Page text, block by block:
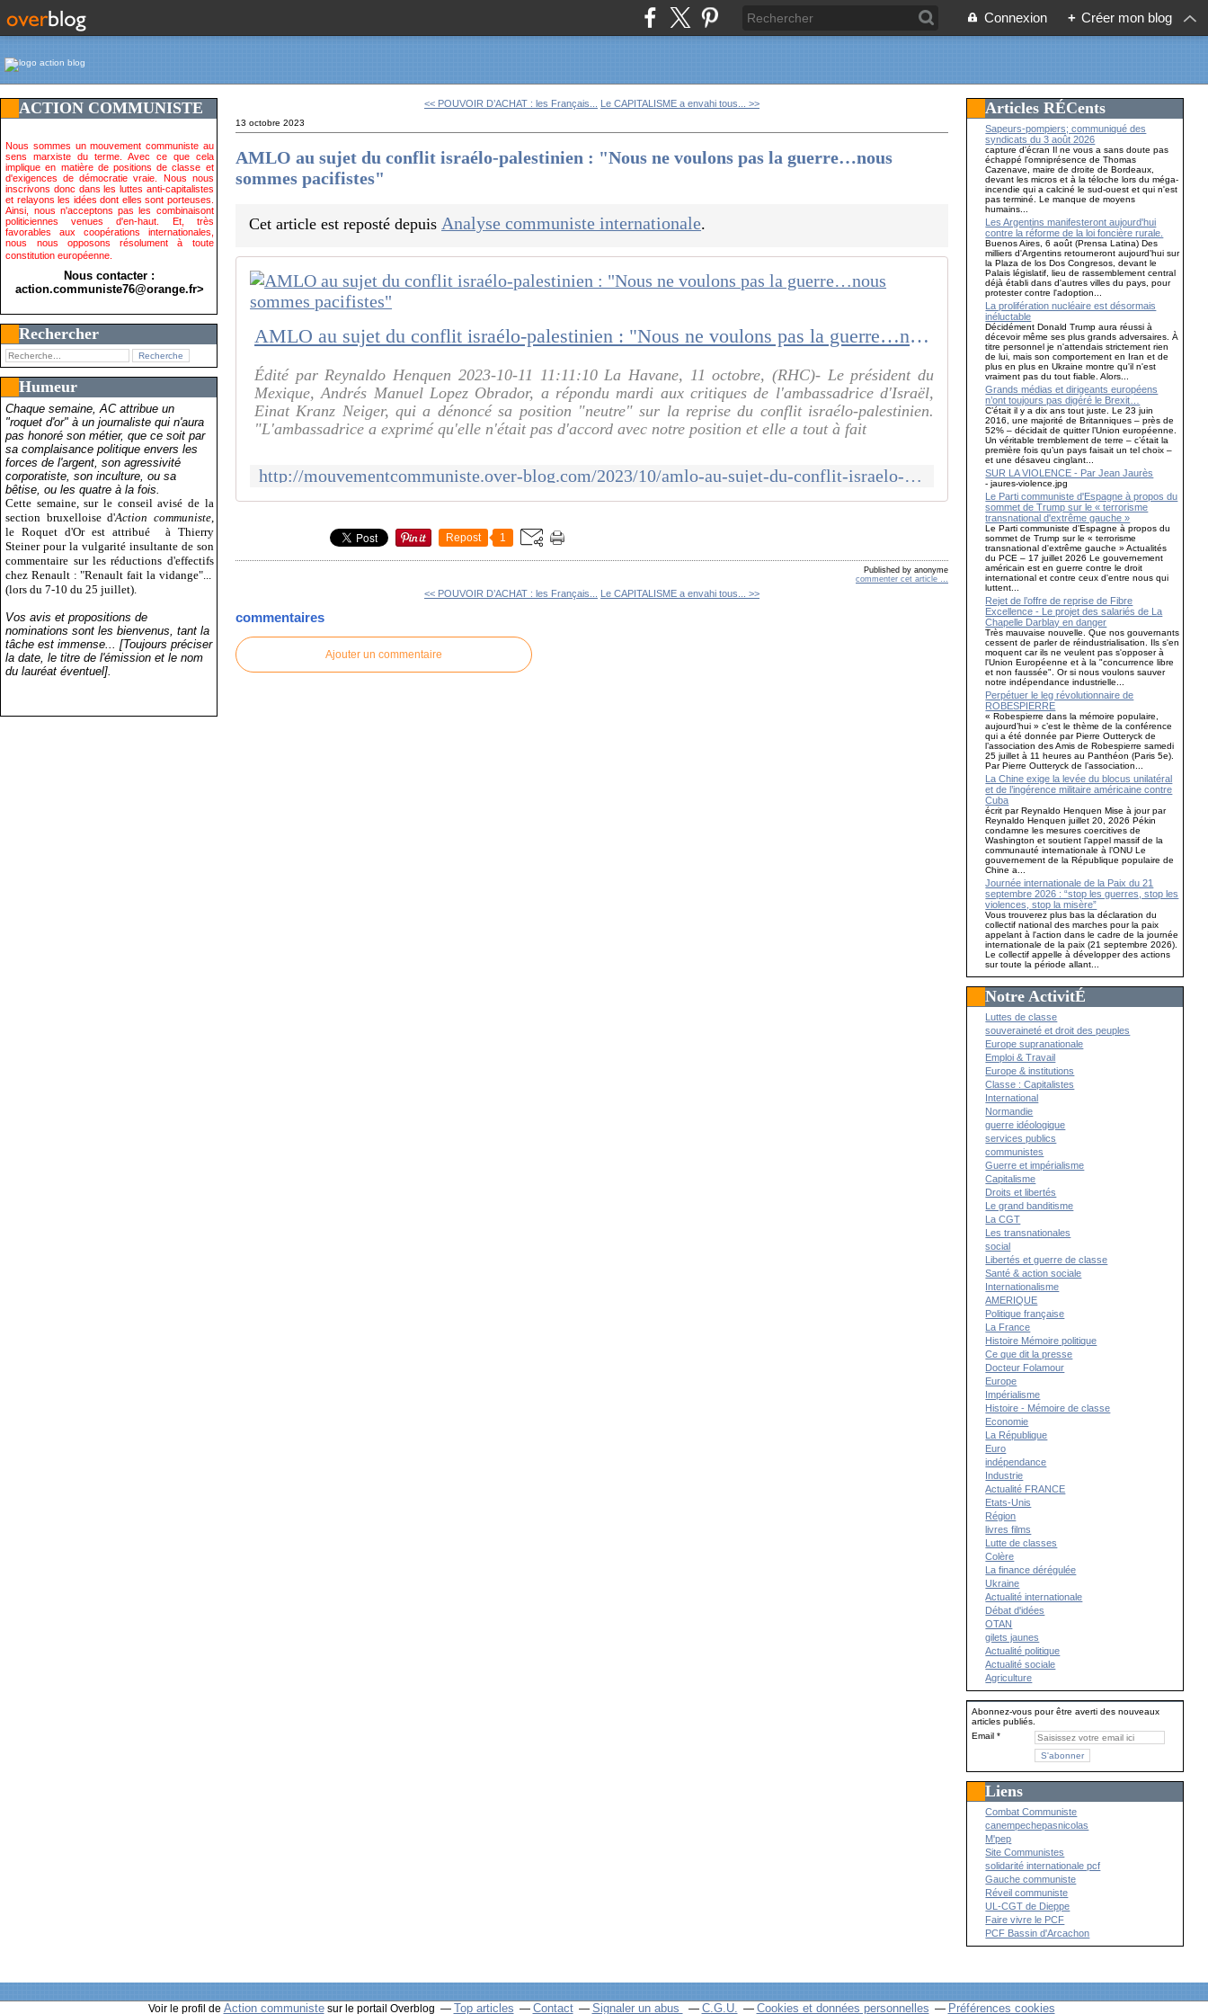
Connexion + Créer mon blog
ACTION COMMUNISTE
Nous sommes un mouvement communiste au
sens marxiste du terme. Avec ce que cela
implique en matière de positions de classe et
d'exigences de démocratie vraie. Nous nous
inscrivons donc dans les luttes anti-capitalistes
et relayons les idées dont elles sont porteuses.
Ainsi, nous n'acceptons pas les combinaisont
politiciennes venues d'en-haut. Et, très
favorables aux coopérations internationales,
nous nous opposons résolument à toute
constitution européenne.
Nous contacter :
action.communiste76@orange.fr>
Rechercher
Humeur
Chaque semaine, AC attribue un
"roquet d'or" à un journaliste qui n'aura
pas honoré son métier, que ce soit par
sa complaisance politique envers les
forces de l'argent, son agressivité
corporatiste, son inculture, ou sa
bêtise, ou les quatre à la fois.
Cette semaine, sur le conseil avisé de la
section bruxelloise d'Action communiste,
le Roquet d'Or est attribué
à Thierry
Steiner pour la vulgarité insultante de son
commentaire sur les réductions d'effectifs
chez Renault : "Renault fait la vidange"...
(lors du 7-10 du 25 juillet).
Vos avis et propositions de
nominations sont les bienvenus, tant la
tâche est immense... [Toujours préciser
la date, le titre de l'émission et le nom
du lauréat éventuel].
<< POUVOIR D’ACHAT : les Français... Le CAPITALISME a envahi tous... >>
13 octobre 2023
AMLO au sujet du conflit israélo-palestinien : "Nous ne voulons pas la guerre…nous
sommes pacifistes"
Cet article est reposté depuisAnalyse communiste internationale.
AMLO au sujet du conflit israélo-palestinien : "Nous ne voulons pas la guerre…nous sommes pacifistes"
Édité par Reynaldo Henquen 2023-10-11 11:11:10 La Havane, 11 octobre, (RHC)- Le président du
Mexique, Andrés Manuel Lopez Obrador, a répondu mardi aux critiques de l'ambassadrice d'Israël,
Einat Kranz Neiger, qui a dénoncé sa position "neutre" sur la reprise du conflit israélo-palestinien.
"L'ambassadrice a exprimé qu'elle n'était pas d'accord avec notre position et elle a tout à fait
http://mouvementcommuniste.over-blog.com/2023/10/amlo-au-sujet-du-conflit-israelo-palestinien-nous-ne-voulons-pas-la-guerre-nous-sommes-pacifistes.html
Repost 1
Published by anonyme
commenter cet article …
<< POUVOIR D’ACHAT : les Français... Le CAPITALISME a envahi tous... >>
commentaires
Ajouter un commentaire
Articles RÉCents
Sapeurs-pompiers; communiqué des
syndicats du 3 août 2026
capture d'écran Il ne vous a sans doute pas
échappé l'omniprésence de Thomas
Cazenave, maire de droite de Bordeaux,
devant les micros et à la téloche lors du méga-
incendie qui a calciné le sud-ouest et qui n'est
pas terminé. Le manque de moyens
humains...
Les Argentins manifesteront aujourd'hui
contre la réforme de la loi foncière rurale.
Buenos Aires, 6 août (Prensa Latina) Des
milliers d'Argentins retourneront aujourd'hui sur
la Plaza de los Dos Congresos, devant le
Palais législatif, lieu de rassemblement central
déjà établi dans d'autres villes du pays, pour
protester contre l'adoption...
La prolifération nucléaire est désormais
inéluctable
Décidément Donald Trump aura réussi à
décevoir même ses plus grands adversaires. À
titre personnel je n'attendais strictement rien
de lui, mais son comportement en Iran et de
plus en plus en Ukraine montre qu'il n'est
vraiment pas du tout fiable. Alors...
Grands médias et dirigeants européens
n’ont toujours pas digéré le Brexit…
C’était il y a dix ans tout juste. Le 23 juin
2016, une majorité de Britanniques – près de
52% – décidait de quitter l’Union européenne.
Un véritable tremblement de terre – c’était la
première fois qu’un pays faisait un tel choix –
et une désaveu cinglant...
SUR LA VIOLENCE - Par Jean Jaurès
- jaures-violence.jpg
Le Parti communiste d'Espagne à propos du
sommet de Trump sur le « terrorisme
transnational d'extrême gauche »
Le Parti communiste d'Espagne à propos du
sommet de Trump sur le « terrorisme
transnational d'extrême gauche » Actualités
du PCE – 17 juillet 2026 Le gouvernement
américain est en guerre contre le droit
international et contre ceux d'entre nous qui
luttent...
Rejet de l’offre de reprise de Fibre
Excellence - Le projet des salariés de La
Chapelle Darblay en danger
Très mauvaise nouvelle. Que nos gouvernants
cessent de parler de réindustrialisation. Ils s'en
moquent car ils ne veulent pas s'opposer à
l'Union Européenne et à la "concurrence libre
et non faussée". Or si nous voulons sauver
notre indépendance industrielle...
Perpétuer le leg révolutionnaire de
ROBESPIERRE
« Robespierre dans la mémoire populaire,
aujourd’hui » c’est le thème de la conférence
qui a été donnée par Pierre Outteryck de
l’association des Amis de Robespierre samedi
25 juillet à 11 heures au Panthéon (Paris 5e).
Par Pierre Outteryck de l’association...
La Chine exige la levée du blocus unilatéral
et de l’ingérence militaire américaine contre
Cuba
écrit par Reynaldo Henquen Mise à jour par
Reynaldo Henquen juillet 20, 2026 Pékin
condamne les mesures coercitives de
Washington et soutient l’appel massif de la
communauté internationale à l’ONU Le
gouvernement de la République populaire de
Chine a...
Journée internationale de la Paix du 21
septembre 2026 : “stop les guerres, stop les
violences, stop la misère”
Vous trouverez plus bas la déclaration du
collectif national des marches pour la paix
appelant à l'action dans le cadre de la journée
internationale de la paix (21 septembre 2026).
Le collectif appelle à développer des actions
sur toute la période allant...
Notre ActivitÉ
Luttes de classe
souveraineté et droit des peuples
Europe supranationale
Emploi & Travail
Europe & institutions
Classe : Capitalistes
International
Normandie
guerre idéologique
services publics
communistes
Guerre et impérialisme
Capitalisme
Droits et libertés
Le grand banditisme
La CGT
Les transnationales
social
Libertés et guerre de classe
Santé & action sociale
Internationalisme
AMERIQUE
Politique française
La France
Histoire Mémoire politique
Ce que dit la presse
Docteur Folamour
Europe
Impérialisme
Histoire - Mémoire de classe
Economie
La République
Euro
indépendance
Industrie
Actualité FRANCE
Etats-Unis
Région
livres films
Lutte de classes
Colère
La finance dérégulée
Ukraine
Actualité internationale
Débat d'idées
OTAN
gilets jaunes
Actualité politique
Actualité sociale
Agriculture
Abonnez-vous pour être averti des nouveaux
articles publiés.
Email
Liens
Combat Communiste
canempechepasnicolas
M'pep
Site Communistes
solidarité internationale pcf
Gauche communiste
Réveil communiste
UL-CGT de Dieppe
Faire vivre le PCF
PCF Bassin d'Arcachon
Voir le profil de Action communistesur le portail Overblog Top articles Contact Signaler un abus C.G.U. Cookies et données personnelles Préférences cookies